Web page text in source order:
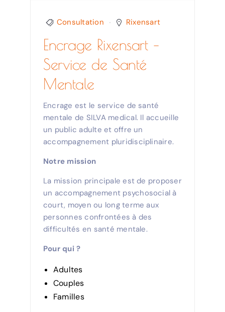
Contact
Consultation Rixensart
Encrage Rixensart –
Service de Santé
Mentale
Encrage est le service de santé
mentale de SILVA medical. Il accueille
un public adulte et offre un
accompagnement pluridisciplinaire.
Notre mission
La mission principale est de proposer
un accompagnement psychosocial à
court, moyen ou long terme aux
personnes confrontées à des
difficultés en santé mentale.
Pour qui ?
Adultes
Couples
Familles